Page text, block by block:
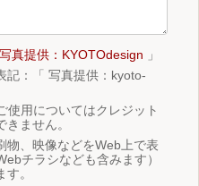
写真提供：KYOTOdesign 」
記：「 写真提供：kyoto-
用についてはクレジット
ません。
、映像などをWeb上で表
チラシなども含みます）
。